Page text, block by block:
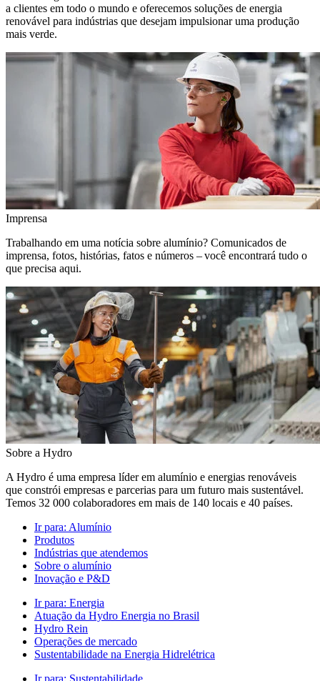
a clientes em todo o mundo e oferecemos soluções de energia
renovável para indústrias que desejam impulsionar uma produção
mais verde.
Imprensa
Trabalhando em uma notícia sobre alumínio? Comunicados de
imprensa, fotos, histórias, fatos e números – você encontrará tudo o
que precisa aqui.
Sobre a Hydro
A Hydro é uma empresa líder em alumínio e energias renováveis
que constrói empresas e parcerias para um futuro mais sustentável.
Temos 32 000 colaboradores em mais de 140 locais e 40 países.
Ir para: Alumínio
Produtos
Indústrias que atendemos
Sobre o alumínio
Inovação e P&D
Ir para: Energia
Atuação da Hydro Energia no Brasil
Hydro Rein
Operações de mercado
Sustentabilidade na Energia Hidrelétrica
Ir para: Sustentabilidade